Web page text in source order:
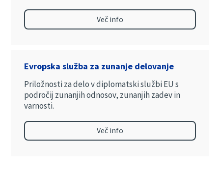
Več info
Evropska služba za zunanje delovanje
Priložnosti za delo v diplomatski službi EU s
področij zunanjih odnosov, zunanjih zadev in
varnosti.
Več info